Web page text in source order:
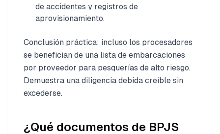
de accidentes y registros de
aprovisionamiento.
Conclusión práctica: incluso los procesadores
se benefician de una lista de embarcaciones
por proveedor para pesquerías de alto riesgo.
Demuestra una diligencia debida creíble sin
excederse.
¿Qué documentos de BPJS